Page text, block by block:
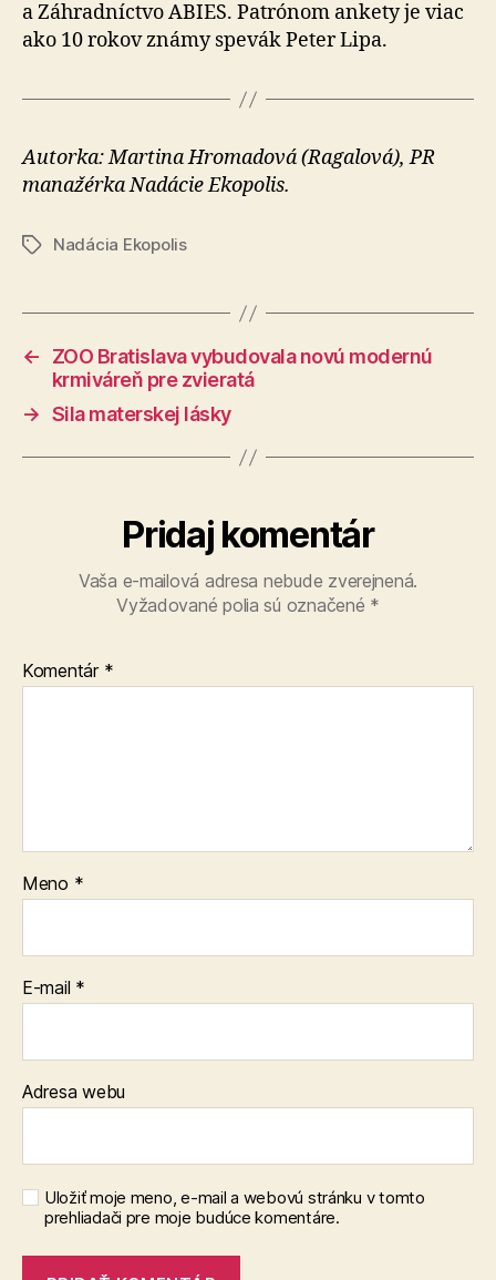
a Záhradníctvo ABIES. Patrónom ankety je viac
ako 10 rokov známy spevák Peter Lipa.
Autorka: Martina Hromadová (Ragalová), PR
manažérka Na­dá­cie Eko­po­lis.
ZnačkyNadácia Ekopolis
←
ZOO Bratislava vybudovala novú modernú
krmiváreň pre zvieratá
→ Sila materskej lásky
Pridaj komentár
Vaša e-mailová adresa nebude zverejnená.
Vyžadované polia sú označené *
Komentár *
Meno *
E-mail *
Adresa webu
Uložiť moje meno, e-mail a webovú stránku v tomto
prehliadači pre moje budúce komentáre.